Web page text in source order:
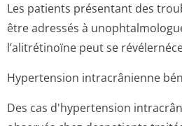
Les patients présentant des
être adressés à
l’alitrétinoïne peut se
Hypertension intracrânienne
Des cas d'hypertension